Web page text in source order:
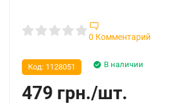
0 Комментарий
В наличии
Код: 1128051
479 грн./шт.